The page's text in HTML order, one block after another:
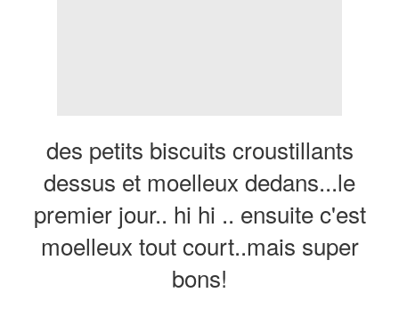
des petits biscuits croustillants
dessus et moelleux dedans...le
premier jour.. hi hi .. ensuite c'est
moelleux tout court..mais super
bons!